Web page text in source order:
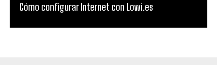
Cómo configurar Internet con Lowi.es